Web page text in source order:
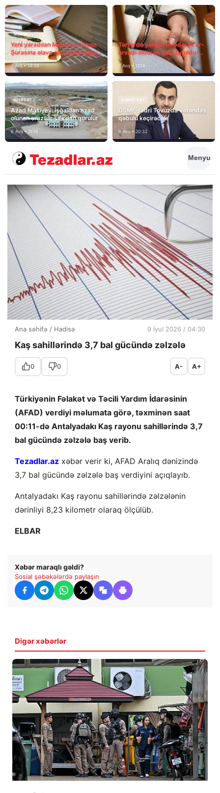
MEDİA
Yeni yaradılan Media və Yayım
Şurasına əlavə olaraq bu hüquq
və vəzifələr də verilib
7 Avq • 14:38
Tərtərdə yanğın törədərək ər-
arvadı öldürən qatil tutuldu-
SON DƏQİQƏ
7 Avq • 12:14
SIYASƏT
Azad Məsiyev: İşğaldan azad
olunan ərazilər sıfırdan qurulur
6 Avq • 21:15
CƏMIYYƏT
DSMF sədri Tovuzda vətəndaş
qəbulu keçirəcək
6 Avq • 20:32
Menyu
Ana səhifə / Hadisə 9 İyul 2026 / 04:30
Kaş sahillərində 3,7 bal gücündə zəlzələ
0 0 A- A+
Türkiyənin Fəlakət və Təcili Yardım İdarəsinin
(AFAD) verdiyi məlumata görə, təxminən saat
00:11-də Antalyadakı Kaş rayonu sahillərində 3,7
bal gücündə zəlzələ baş verib.
Tezadlar.az xəbər verir ki, AFAD Aralıq dənizində
3,7 bal gücündə zəlzələ baş verdiyini açıqlayıb.
Antalyadakı Kaş rayonu sahillərində zəlzələnin
dərinliyi 8,23 kilometr olaraq ölçülüb.
ELBAR
Xəbər maraqlı gəldi?
Sosial şəbəkələrdə paylaşın
Digər xəbərlər